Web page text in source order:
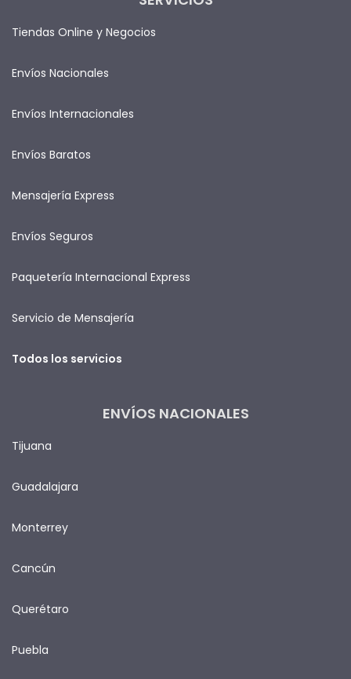
Tiendas Online y Negocios
Envíos Nacionales
Envíos Internacionales
Envíos Baratos
Mensajería Express
Envíos Seguros
Paquetería Internacional Express
Servicio de Mensajería
Todos los servicios
ENVÍOS NACIONALES
Tijuana
Guadalajara
Monterrey
Cancún
Querétaro
Puebla